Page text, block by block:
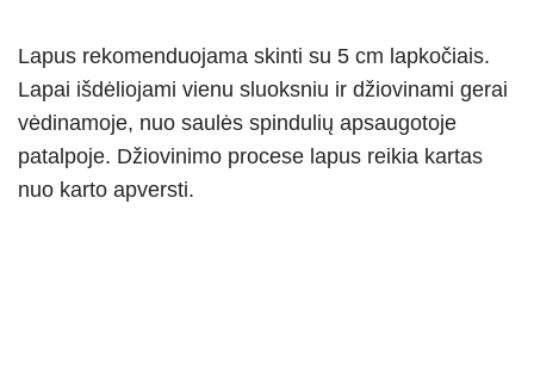
Lapus rekomenduojama skinti su 5 cm lapkočiais.
Lapai išdėliojami vienu sluoksniu ir džiovinami gerai
vėdinamoje, nuo saulės spindulių apsaugotoje
patalpoje. Džiovinimo procese lapus reikia kartas
nuo karto apversti.